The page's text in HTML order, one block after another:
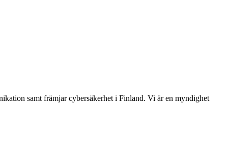
samt främjar cybersäkerhet i Finland. Vi är en myndighet